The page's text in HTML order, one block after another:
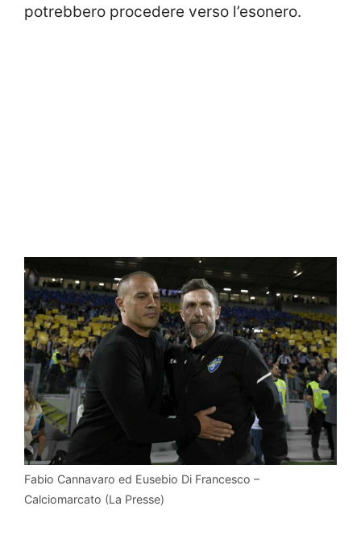
potrebbero procedere verso l’esonero.
Fabio Cannavaro ed Eusebio Di Francesco –
Calciomarcato (La Presse)